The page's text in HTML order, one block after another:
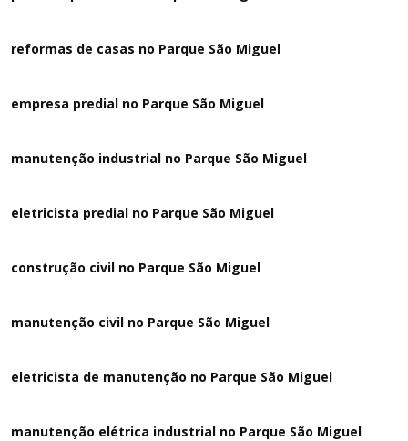
reformas de casas no Parque São Miguel
empresa predial no Parque São Miguel
manutenção industrial no Parque São Miguel
eletricista predial no Parque São Miguel
construção civil no Parque São Miguel
manutenção civil no Parque São Miguel
eletricista de manutenção no Parque São Miguel
manutenção elétrica industrial no Parque São Miguel